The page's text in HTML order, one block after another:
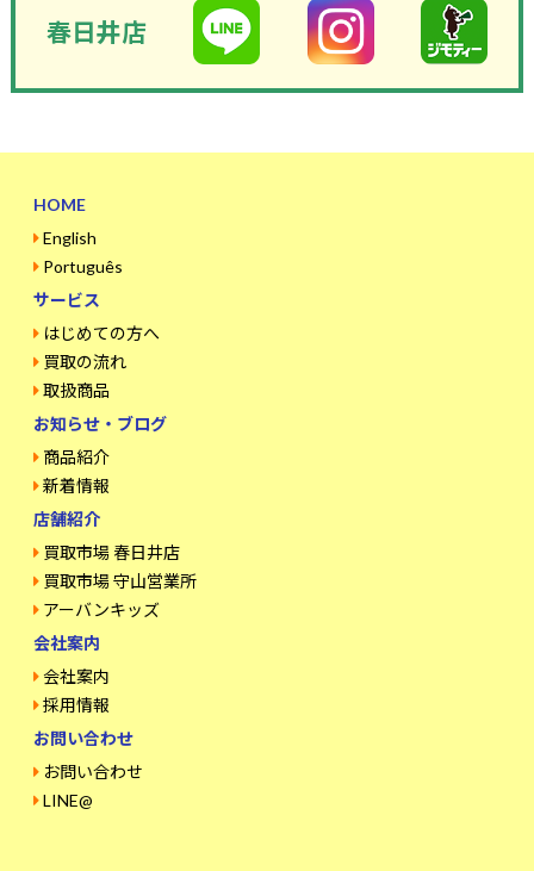
春日井店
HOME
English
Português
サービス
はじめての方へ
買取の流れ
取扱商品
お知らせ・ブログ
商品紹介
新着情報
店舗紹介
買取市場 春日井店
買取市場 守山営業所
アーバンキッズ
会社案内
会社案内
採用情報
お問い合わせ
お問い合わせ
LINE@